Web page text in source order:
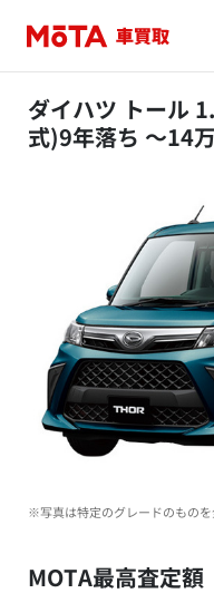
ダイハツ トール
式)9年落ち ～14
※写真は特定のグレードのもの
MOTA最高査定額